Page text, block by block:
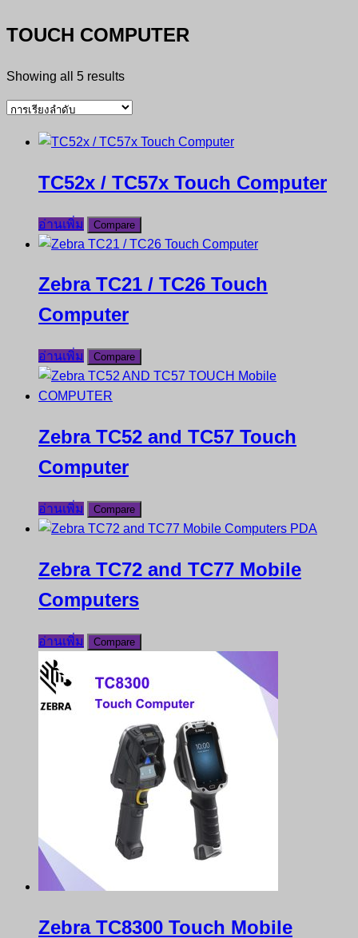
TOUCH COMPUTER
Showing all 5 results
TC52x / TC57x Touch Computer
อ่านเพิ่ม Compare
Zebra TC21 / TC26 Touch
Computer
อ่านเพิ่ม Compare
Zebra TC52 and TC57 Touch
Computer
อ่านเพิ่ม Compare
Zebra TC72 and TC77 Mobile
Computers
อ่านเพิ่ม Compare
Zebra TC8300 Touch Mobile